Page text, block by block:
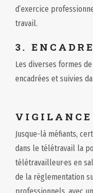
d’exercice
travail.
3.
Les diverses formes
encadrées et suivies
Jusque-là méfiants,
dans le télétravail la
télétravailleur·es en
de la règlementation
professionnels, avec